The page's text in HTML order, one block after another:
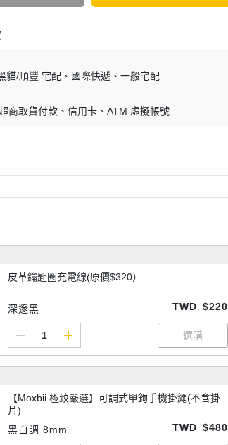
貓/順豐 宅配 國際快遞
一般宅配
商取貨付款 信用卡 ATM 虛擬帳號
皮革鑰匙圈充電線(原價$320）
深邃黑 TWD $220
【Moxbii 極致嚴選】可調式單鉤手機掛繩(不含掛
片)
黑白調 8mm
TWD $480